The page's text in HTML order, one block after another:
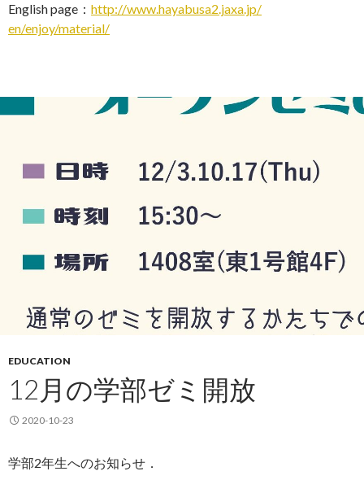
English page： http://www.hayabusa2.jaxa.jp/
en/enjoy/material/
EDUCATION
12月の学部ゼミ開放
2020-10-23
学部2年生へのお知らせ．